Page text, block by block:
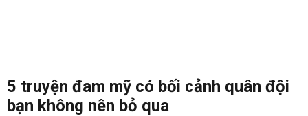
5 truyện đam mỹ có bối cảnh quân đội
bạn không nên bỏ qua